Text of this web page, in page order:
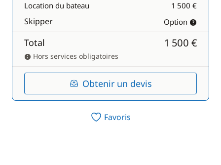
Location du bateau 1 500 €
Skipper Option
Total 1 500 €
Hors services obligatoires
Obtenir un devis
Favoris